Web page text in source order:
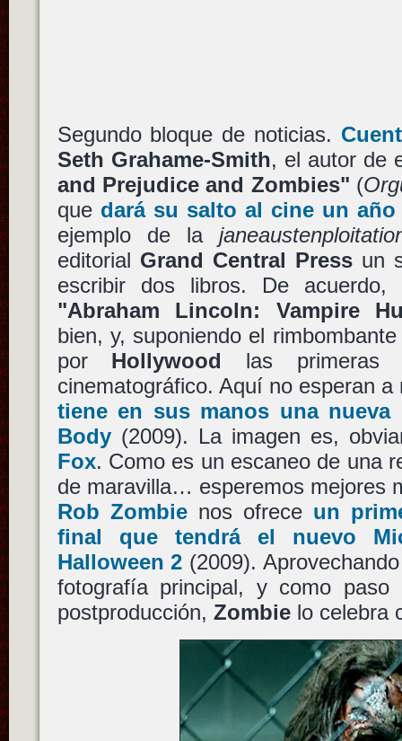
Segundo bloque de noticias.
Seth Grahame-Smith, el autor de
and Prejudice and Zombies" (
que dará su salto al cine un año
ejemplo de la
editorial Grand Central Pressun
escribir dos libros. De
"Abraham Lincoln: Vampire
bien, y, suponiendo el
por Hollywood las primeras
cinematográfico. Aquí no esperan
tiene en sus manos una nueva
Body(2009). La imagen es,
Fox. Como es un escaneo de una
de maravilla… esperemos mejores
Rob Zombienos ofrece un
final que tendrá el nuevo
Halloween 2 (2009).
fotografía principal, y como
postproducción, Zombielo celebra